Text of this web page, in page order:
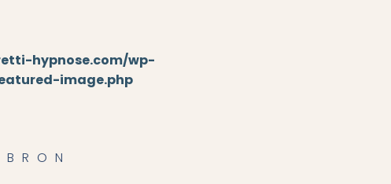
hypnose.com/wp-
image.php